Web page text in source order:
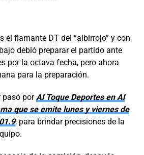
el flamante DT del “albirrojo” y con
debió preparar el partido ante
por la octava fecha, pero ahora
para la preparación.
pasó porAl Toque Deportes en Al
que se emite lunes y viernes de
, para brindar precisiones de la